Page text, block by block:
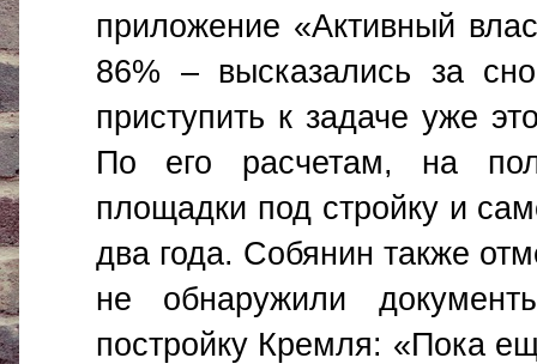
приложение «Активный
86% – высказались за
приступить к задаче уже
По его расчетам, на
площадки под стройку и
два года. Собянин также
не обнаружили
постройку Кремля: «Пока